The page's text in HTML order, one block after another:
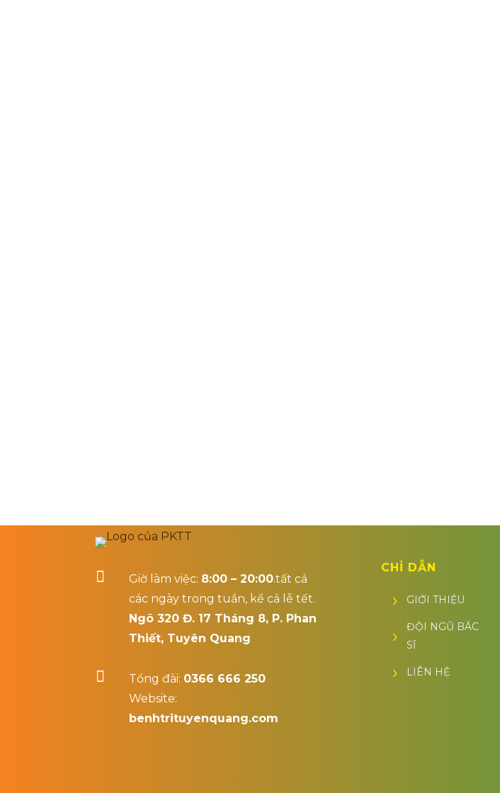
 Giờ làm việc: 8:00 – 20:00.tất cả
các ngày trong tuần, kể cả lễ tết.
Ngõ 320 Đ. 17 Tháng 8, P. Phan
Thiết, Tuyên Quang
 Tổng đài: 0366 666 250
Website:
benhtrituyenquang.com
CHỈ DẪN
GIỚI THIỆU
ĐỘI NGŨ BÁC
SĨ
LIÊN HỆ